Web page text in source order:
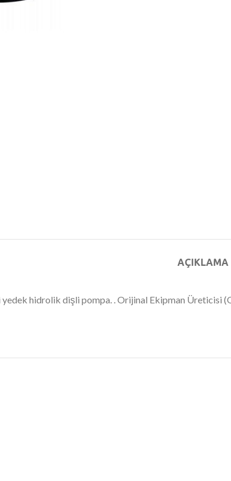
AÇIKLAMA
hidrolik dişli pompa. . Orijinal Ekipman